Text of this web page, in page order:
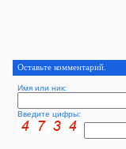
Оставьте комментарий.
Имя или ник:
Введите цифры: